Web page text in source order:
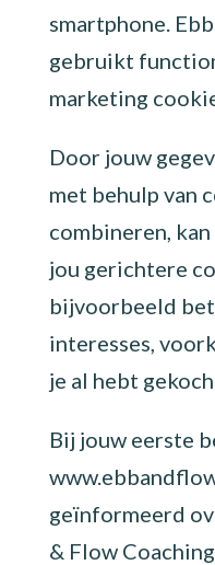
smartphone.
gebruikt
marketing
Door jouw
met behulp van
combineren,
jou gerichtere
bijvoorbeeld
interesses,
je al hebt
Bij jouw eerste
geïnformeerd
& Flow